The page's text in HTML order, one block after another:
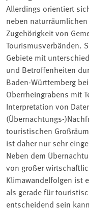
Allerdings orientiert
neben
Zugehörigkeit von
Tourismusverbänden.
Gebiete mit
und Betroffenheiten
Baden-Württemberg
Oberrheingrabens mit
Interpretation von
(Übernachtungs-
touristischen
ist daher nur sehr
Neben dem
von großer
Klimawandelfolgen ist
als gerade für
entscheidend sein